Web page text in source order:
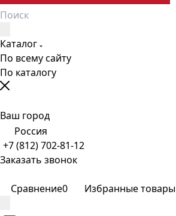
Каталог
По всему сайту
По каталогу
Ваш город
Россия
+7 (812) 702-81-12
Заказать звонок
Сравнение0 Избранные товары